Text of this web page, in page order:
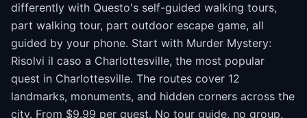
differently with Questo's self-guided walking tours,
part walking tour, part outdoor escape game, all
guided by your phone. Start with Murder Mystery:
Risolvi il caso a Charlottesville, the most popular
quest in Charlottesville. The routes cover 12
landmarks, monuments, and hidden corners across the
city. From $9.99 per quest. No tour guide, no group,